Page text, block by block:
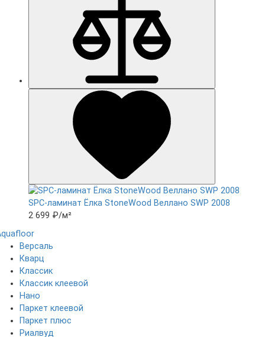
SPC-ламинат Ëлка StoneWood Веллано SWP 2008
2 699 ₽/м²
Версаль
Кварц
Классик
Классик клеевой
Нано
Паркет клеевой
Паркет плюс
Риалвуд